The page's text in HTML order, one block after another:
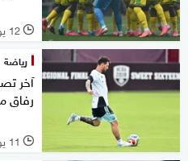
l 12 يونيو 2026
رياضة
آخر
رفاق
l 11 يونيو 2026